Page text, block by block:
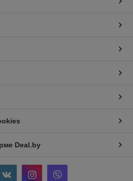
Deal.by